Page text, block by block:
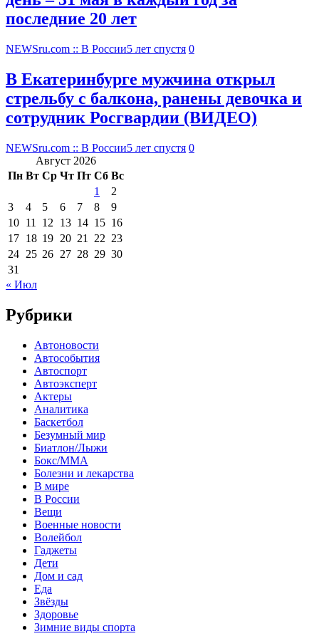
последние 20 лет
NEWSru.com :: В России5 лет спустя 0
В Екатеринбурге мужчина открыл
стрельбу с балкона, ранены девочка и
сотрудник Росгвардии (ВИДЕО)
NEWSru.com :: В России5 лет спустя 0
Август 2026
Пн Вт Ср Чт Пт Сб Вс
1
2
3
4 5 6 7 8
9
10 11 12 13 14 15 16
17 18 19 20 21 22 23
24 25 26 27 28 29 30
31
« Июл
Рубрики
Автоновости
Автособытия
Автоспорт
Автоэксперт
Актеры
Аналитика
Баскетбол
Безумный мир
Биатлон/Лыжи
Бокс/MMA
Болезни и лекарства
В мире
В России
Вещи
Военные новости
Волейбол
Гаджеты
Дети
Дом и сад
Еда
Звёзды
Здоровье
Зимние виды спорта